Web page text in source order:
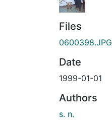
Files
0600398.JPG
Date
1999-01-01
Authors
s. n.